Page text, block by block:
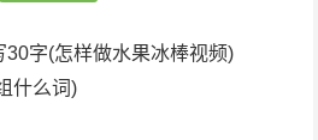
30字(怎样做水果冰棒视频)
什么词)